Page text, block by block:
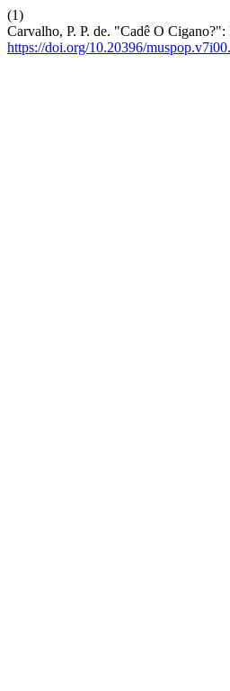
(1)
Carvalho, P. P. de. "Cadê O
https://doi.org/10.20396/